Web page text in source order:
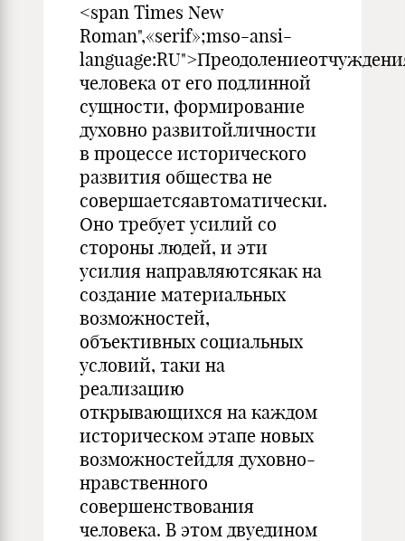
<span Times New
Roman",«serif»;mso-ansi-
человека от его подлинной
сущности, формирование
духовно развитойличности
в процессе исторического
развития общества не
совершаетсяавтоматически.
Оно требует усилий со
стороны людей, и эти
усилия направляютсякак на
создание материальных
возможностей,
объективных социальных
условий, таки на
реализацию
открывающихся на каждом
историческом этапе новых
возможностейдля духовно-
нравственного
совершенствования
человека. В этом двуедином